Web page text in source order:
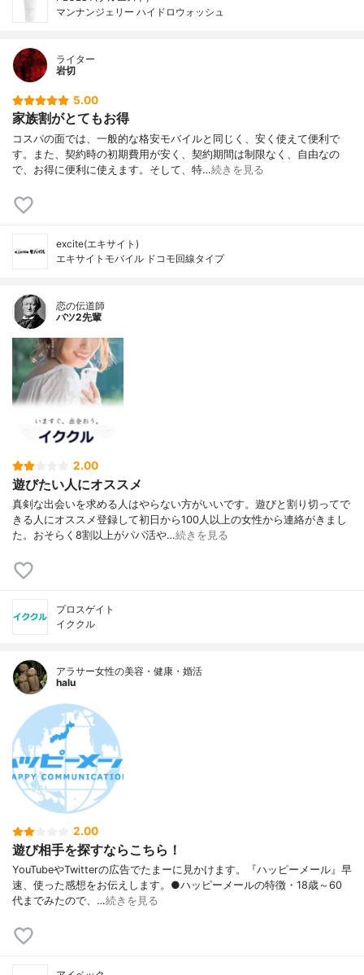
マンナンジェリー ハイドロウォッシュ
ライター
岩切
5.00
家族割がとてもお得
コスパの面では、一般的な格安モバイルと同じく、安く使えて便利で
す。また、契約時の初期費用が安く、契約期間は制限なく、自由なの
で、お得に便利に使えます。そして、特…続きを見る
excite(エキサイト)
エキサイトモバイル ドコモ回線タイプ
恋の伝道師
バツ2先輩
2.00
遊びたい人にオススメ
真剣な出会いを求める人はやらない方がいいです。遊びと割り切ってで
きる人にオススメ登録して初日から100人以上の女性から連絡がきまし
た。おそらく8割以上がパパ活や…続きを見る
プロスゲイト
イククル
アラサー女性の美容・健康・婚活
halu
2.00
遊び相手を探すならこちら！
YouTubeやTwitterの広告でたまーに見かけます。『ハッピーメール』早
速、使った感想をお伝えします。●ハッピーメールの特徴・18歳～60
代までみたので、…続きを見る